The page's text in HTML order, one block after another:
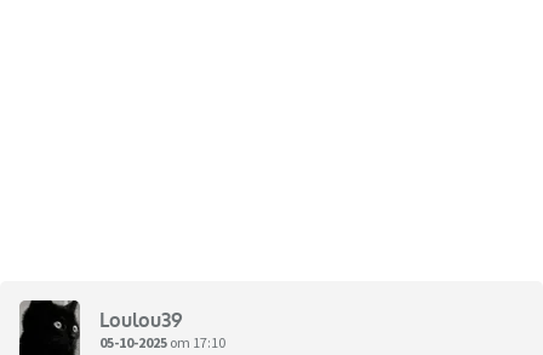
Loulou39
05-10-2025 om 17:10